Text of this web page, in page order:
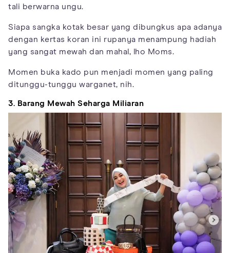
tali berwarna ungu.
Siapa sangka kotak besar yang dibungkus apa adanya
dengan kertas koran ini rupanya menampung hadiah
yang sangat mewah dan mahal, lho Moms.
Momen buka kado pun menjadi momen yang paling
ditunggu-tunggu warganet, nih.
3. Barang Mewah Seharga Miliaran